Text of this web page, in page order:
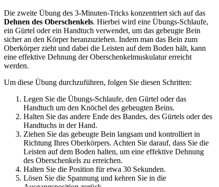
Die zweite Übung des 3-Minuten-Tricks konzentriert sich auf das
Dehnen des Oberschenkels. Hierbei wird eine Übungs-Schlaufe,
ein Gürtel oder ein Handtuch verwendet, um das gebeugte Bein
sicher an den Körper heranzuziehen. Indem man das Bein zum
Oberkörper zieht und dabei die Leisten auf dem Boden hält, kann
eine effektive Dehnung der Oberschenkelmuskulatur erreicht
werden.
Um diese Übung durchzuführen, folgen Sie diesen Schritten:
Legen Sie die Übungs-Schlaufe, den Gürtel oder das
Handtuch um den Knöchel des gebeugten Beins.
Halten Sie das andere Ende des Bandes, des Gürtels oder des
Handtuchs in der Hand.
Ziehen Sie das gebeugte Bein langsam und kontrolliert in
Richtung Ihres Oberkörpers. Achten Sie darauf, dass Sie die
Leisten auf dem Boden halten, um eine effektive Dehnung
des Oberschenkels zu erreichen.
Halten Sie die Position für etwa 30 Sekunden.
Lösen Sie die Spannung und kehren Sie in die